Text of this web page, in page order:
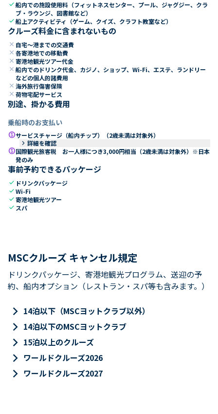
check船内での施設使用料（フィットネスセンター、プール、ジャグジー、クラ
ブ・ラウンジ、図書館など）
check船上アクティビティ（ゲーム、クイズ、クラフト教室など）
クルーズ料金に含まれないもの
close 自宅～港までの交通費
close 各寄港地での移動費
close 寄港地観光ツアー代金
close 船内でのドリンク代金、カジノ、ショップ、Wi-Fi、エステ、ランドリー
などの個人的諸費用
close 海外旅行傷害保険
close 荷物宅配サービス
別途、掛かる費用
乗船時のお支払い
paidサービスチャージ（船内チップ）（2歳未満は対象外）
keyboard_arrow_right 詳細を確認
paid国際観光旅客税 お一人様につき3,000円相当（2歳未満は対象外）※日本
発のみ
事前予約できるパッケージ
check ドリンクパッケージ
checkWi-Fi
check寄港地観光ツアー
check スパ
MSCクルーズ キャンセル規定
ドリンクパッケージ、寄港地観光プログラム、送迎の予
約、船内オプション（レストラン・スパ等も含みます。）
keyboard_arrow_right 14泊以下（MSCヨットクラブ以外）
keyboard_arrow_right 14泊以下のMSCヨットクラブ
keyboard_arrow_right 15泊以上のクルーズ
keyboard_arrow_right ワールドクルーズ2026
keyboard_arrow_right ワールドクルーズ2027